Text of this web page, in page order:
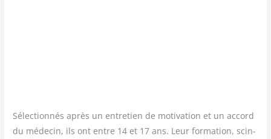
Sélec­tion­nés après un entre­tien de moti­va­tion et un accord
du méde­cin, ils ont entre 14 et 17 ans. Leur for­ma­tion, scin­